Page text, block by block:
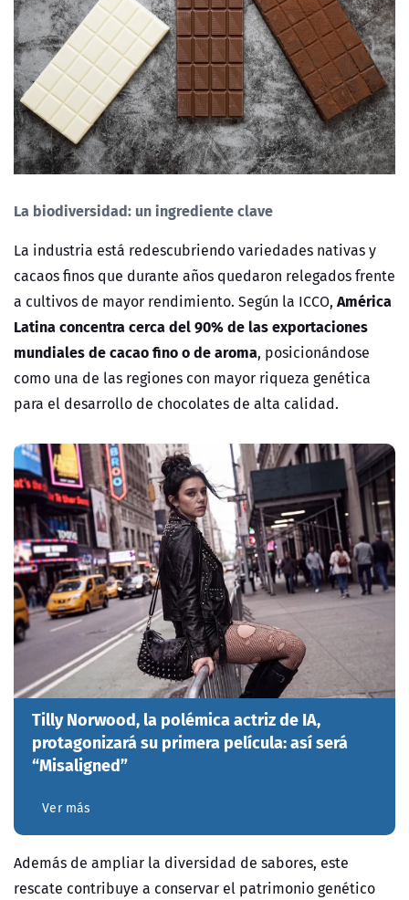
La biodiversidad: un ingrediente clave
La industria está redescubriendo variedades nativas y
cacaos finos que durante años quedaron relegados frente
a cultivos de mayor rendimiento. Según la ICCO, América
Latina concentra cerca del 90% de las exportaciones
mundiales de cacao fino o de aroma, posicionándose
como una de las regiones con mayor riqueza genética
para el desarrollo de chocolates de alta calidad.
Tilly Norwood, la polémica actriz de IA,
protagonizará su primera película: así será
“Misaligned”
Ver más
Además de ampliar la diversidad de sabores, este
rescate contribuye a conservar el patrimonio genético